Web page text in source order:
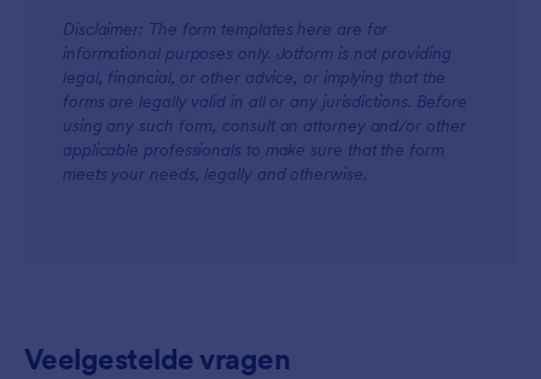
Disclaimer: The form templates here are for
informational purposes only. Jotform is not providing
legal, financial, or other advice, or implying that the
forms are legally valid in all or any jurisdictions. Before
using any such form, consult an attorney and/or other
applicable professionals to make sure that the form
meets your needs, legally and otherwise.
Veelgestelde vragen